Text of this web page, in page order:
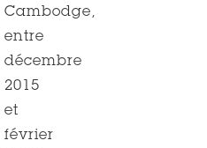
Cambodge,
entre
décembre
2015
et
février